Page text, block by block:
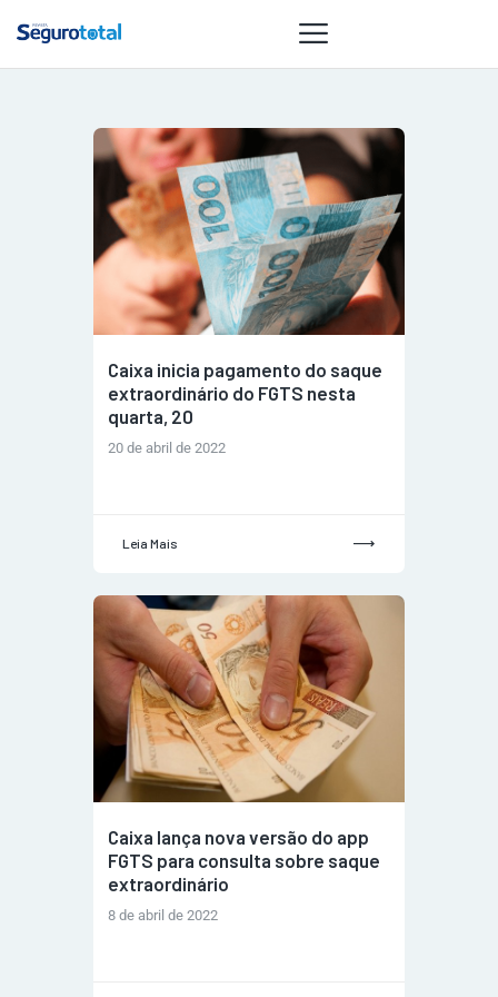
NOTÍCIAS
REVISTA
ESPECIAIS
GAIVOTA DE
OURO
ST SUMMIT
GESTORAS
HOMEST
HOME
Caixa inicia pagamento do saque
extraordinário do FGTS nesta
quarta, 20
20 de abril de 2022
Leia Mais
Caixa lança nova versão do app
FGTS para consulta sobre saque
extraordinário
8 de abril de 2022